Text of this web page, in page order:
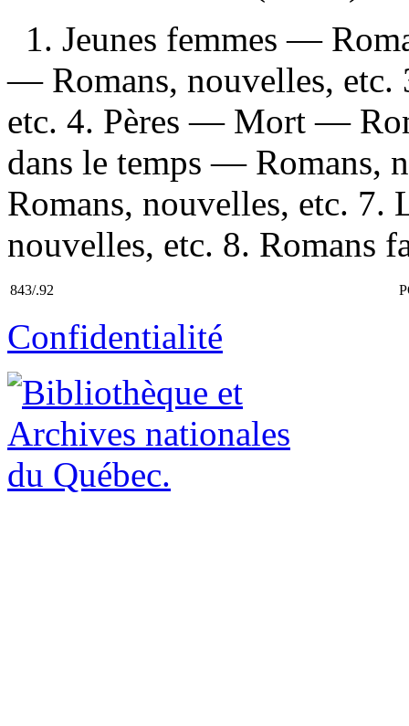
1. Jeunes femmes —
— Romans, nouvelles, etc.
etc. 4. Pères — Mort —
dans le temps — Romans,
Romans, nouvelles, etc.
nouvelles, etc. 8. Romans
843/.92
Confidentialité